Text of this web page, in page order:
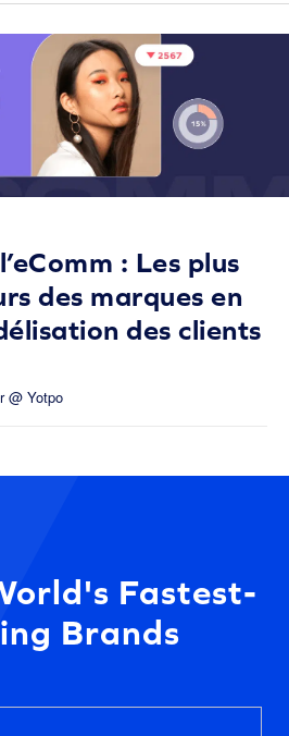
: Les plus
des marques en
des clients
@ Yotpo
Fastest-
Brands